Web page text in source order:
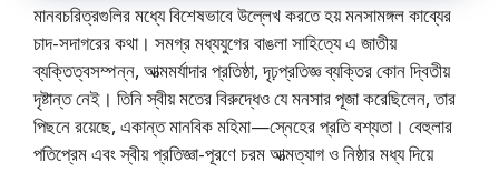
মানবচরিত্রগুলির মধ্যে বিশেষভাবে উল্লেখ করতে হয় মনসামঙ্গল কাব্যের
চাদ-সদাগরের কথা। সমগ্র মধ্যযুগের বাঙলা সাহিত্যে এ জাতীয়
ব্যক্তিত্বসম্পন্ন, আত্মমর্যাদার প্রতিষ্ঠা, দৃঢ়প্রতিজ্ঞ ব্যক্তির কোন দ্বিতীয়
দৃষ্টান্ত নেই। তিনি স্বীয় মতের বিরুদ্ধেও যে মনসার পূজা করেছিলেন, তার
পিছনে রয়েছে, একান্ত মানবিক মহিমা—স্নেহের প্রতি বশ্যতা। বেহুলার
পতিপ্রেম এবং স্বীয় প্রতিজ্ঞা-পূরণে চরম আত্মত্যাগ ও নিষ্ঠার মধ্য দিয়ে